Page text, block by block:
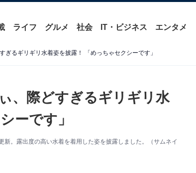
ライフ グルメ 社会 IT・ビジネス エンタメ
ぎるギリギリ水着姿を披露！ 「めっちゃセクシーです」
、際どすぎるギリギリ水
ーです」
。露出度の高い水着を着用した姿を披露しました。（サムネイ